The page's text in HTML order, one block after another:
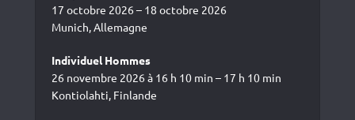
17 octobre 2026 – 18 octobre 2026
Munich, Allemagne
Individuel Hommes
26 novembre 2026 à 16 h 10 min – 17 h 10 min
Kontiolahti, Finlande